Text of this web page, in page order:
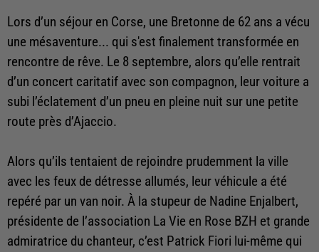
Lors d’un séjour en Corse, une Bretonne de 62 ans a vécu
une mésaventure... qui s'est finalement transformée en
rencontre de rêve. Le 8 septembre, alors qu’elle rentrait
d’un concert caritatif avec son compagnon, leur voiture a
subi l’éclatement d’un pneu en pleine nuit sur une petite
route près d’Ajaccio.
Alors qu’ils tentaient de rejoindre prudemment la ville
avec les feux de détresse allumés, leur véhicule a été
repéré par un van noir. À la stupeur de Nadine Enjalbert,
présidente de l’association La Vie en Rose BZH et grande
admiratrice du chanteur, c’est Patrick Fiori lui-même qui